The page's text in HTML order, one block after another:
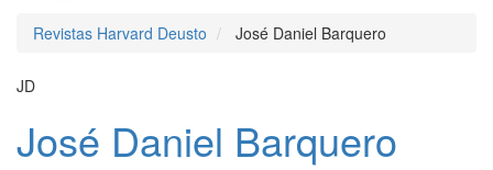
Revistas Harvard Deusto José Daniel Barquero
JD
José Daniel Barquero